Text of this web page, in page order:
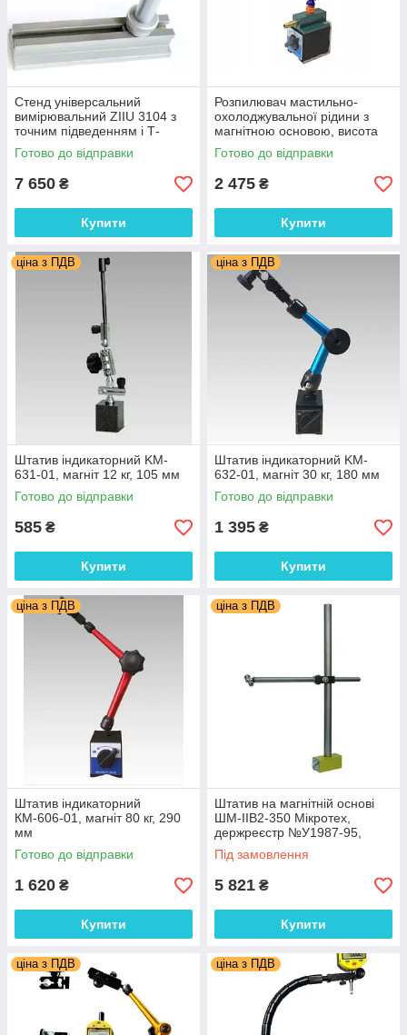
Стенд універсальний
вимірювальний ZIIU 3104 з
точним підведенням і Т-
подібною основою Болгарія
Готово до відправки
7 650 ₴
Купити
Розпилювач мастильно-
охолоджувальної рідини з
магнітною основою, висота
370 мм
Готово до відправки
2 475 ₴
Купити
ціна з ПДВ
Штатив індикаторний KM-
631-01, магніт 12 кг, 105 мм
Готово до відправки
585 ₴
Купити
ціна з ПДВ
Штатив індикаторний KM-
632-01, магніт 30 кг, 180 мм
Готово до відправки
1 395 ₴
Купити
ціна з ПДВ
Штатив індикаторний
КМ-606-01, магніт 80 кг, 290
мм
Готово до відправки
1 620 ₴
Купити
ціна з ПДВ
Штатив на магнітній основі
ШМ-IIB2-350 Мікротех,
держреєстр №У1987-95,
Україна
Під замовлення
5 821 ₴
Купити
ціна з ПДВ ціна з ПДВ